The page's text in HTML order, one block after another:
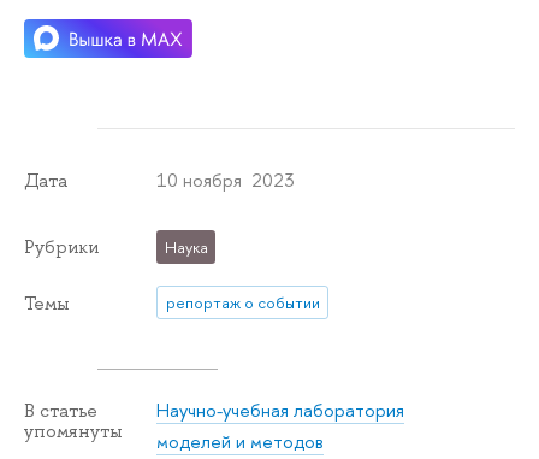
Дата 10 ноября 2023
Рубрики Наука
Темы репортаж о событии
В статье
упомянуты
Научно-учебная лаборатория
моделей и методов